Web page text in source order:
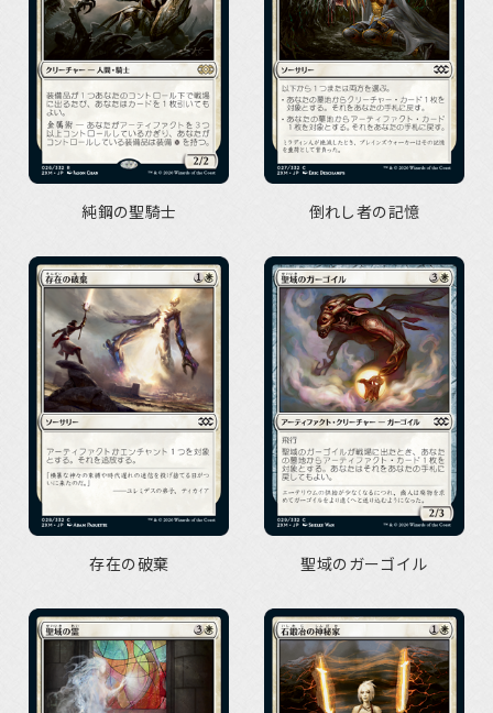
純鋼の聖騎士 倒れし者の記憶
存在の破棄 聖域のガーゴイル